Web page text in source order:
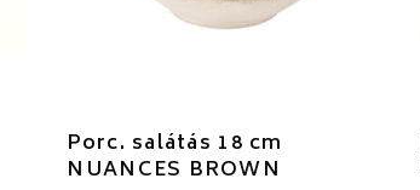
Porc. salátás 18 cm
NUANCES BROWN